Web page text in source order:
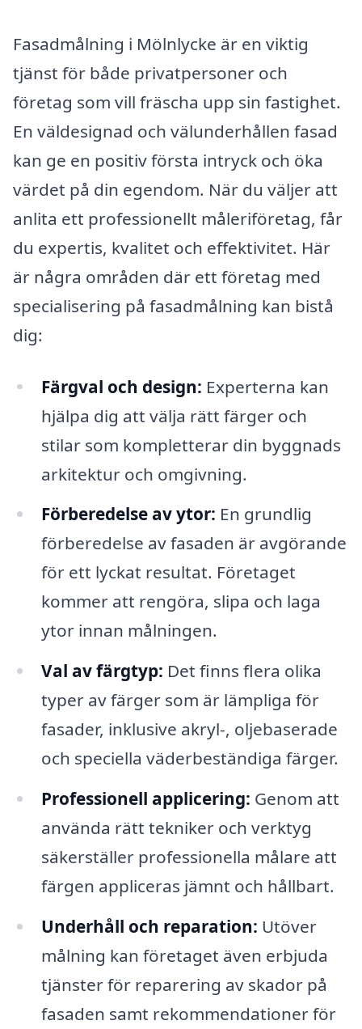
Fasadmålning i Mölnlycke är en viktig
tjänst för både privatpersoner och
företag som vill fräscha upp sin fastighet.
En väldesignad och välunderhållen fasad
kan ge en positiv första intryck och öka
värdet på din egendom. När du väljer att
anlita ett professionellt måleriföretag, får
du expertis, kvalitet och effektivitet. Här
är några områden där ett företag med
specialisering på fasadmålning kan bistå
dig:
Färgval och design: Experterna kan
hjälpa dig att välja rätt färger och
stilar som kompletterar din byggnads
arkitektur och omgivning.
Förberedelse av ytor: En grundlig
förberedelse av fasaden är avgörande
för ett lyckat resultat. Företaget
kommer att rengöra, slipa och laga
ytor innan målningen.
Val av färgtyp: Det finns flera olika
typer av färger som är lämpliga för
fasader, inklusive akryl-, oljebaserade
och speciella väderbeständiga färger.
Professionell applicering: Genom att
använda rätt tekniker och verktyg
säkerställer professionella målare att
färgen appliceras jämnt och hållbart.
Underhåll och reparation: Utöver
målning kan företaget även erbjuda
tjänster för reparering av skador på
fasaden samt rekommendationer för